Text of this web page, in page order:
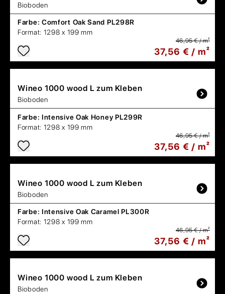
Bioboden
Farbe: Comfort Oak Sand PL298R
Format: 1298 x 199 mm
46,95 € / m²
37,56 € / m²
Wineo 1000 wood L zum Kleben
Bioboden
Farbe: Intensive Oak Honey PL299R
Format: 1298 x 199 mm
46,95 € / m²
37,56 € / m²
Wineo 1000 wood L zum Kleben
Bioboden
Farbe: Intensive Oak Caramel PL300R
Format: 1298 x 199 mm
46,95 € / m²
37,56 € / m²
Wineo 1000 wood L zum Kleben
Bioboden